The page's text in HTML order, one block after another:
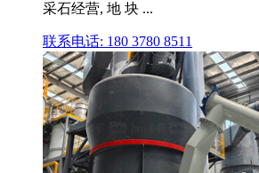
采石经营, 地 块 ...
联系电话: 180 3780 8511